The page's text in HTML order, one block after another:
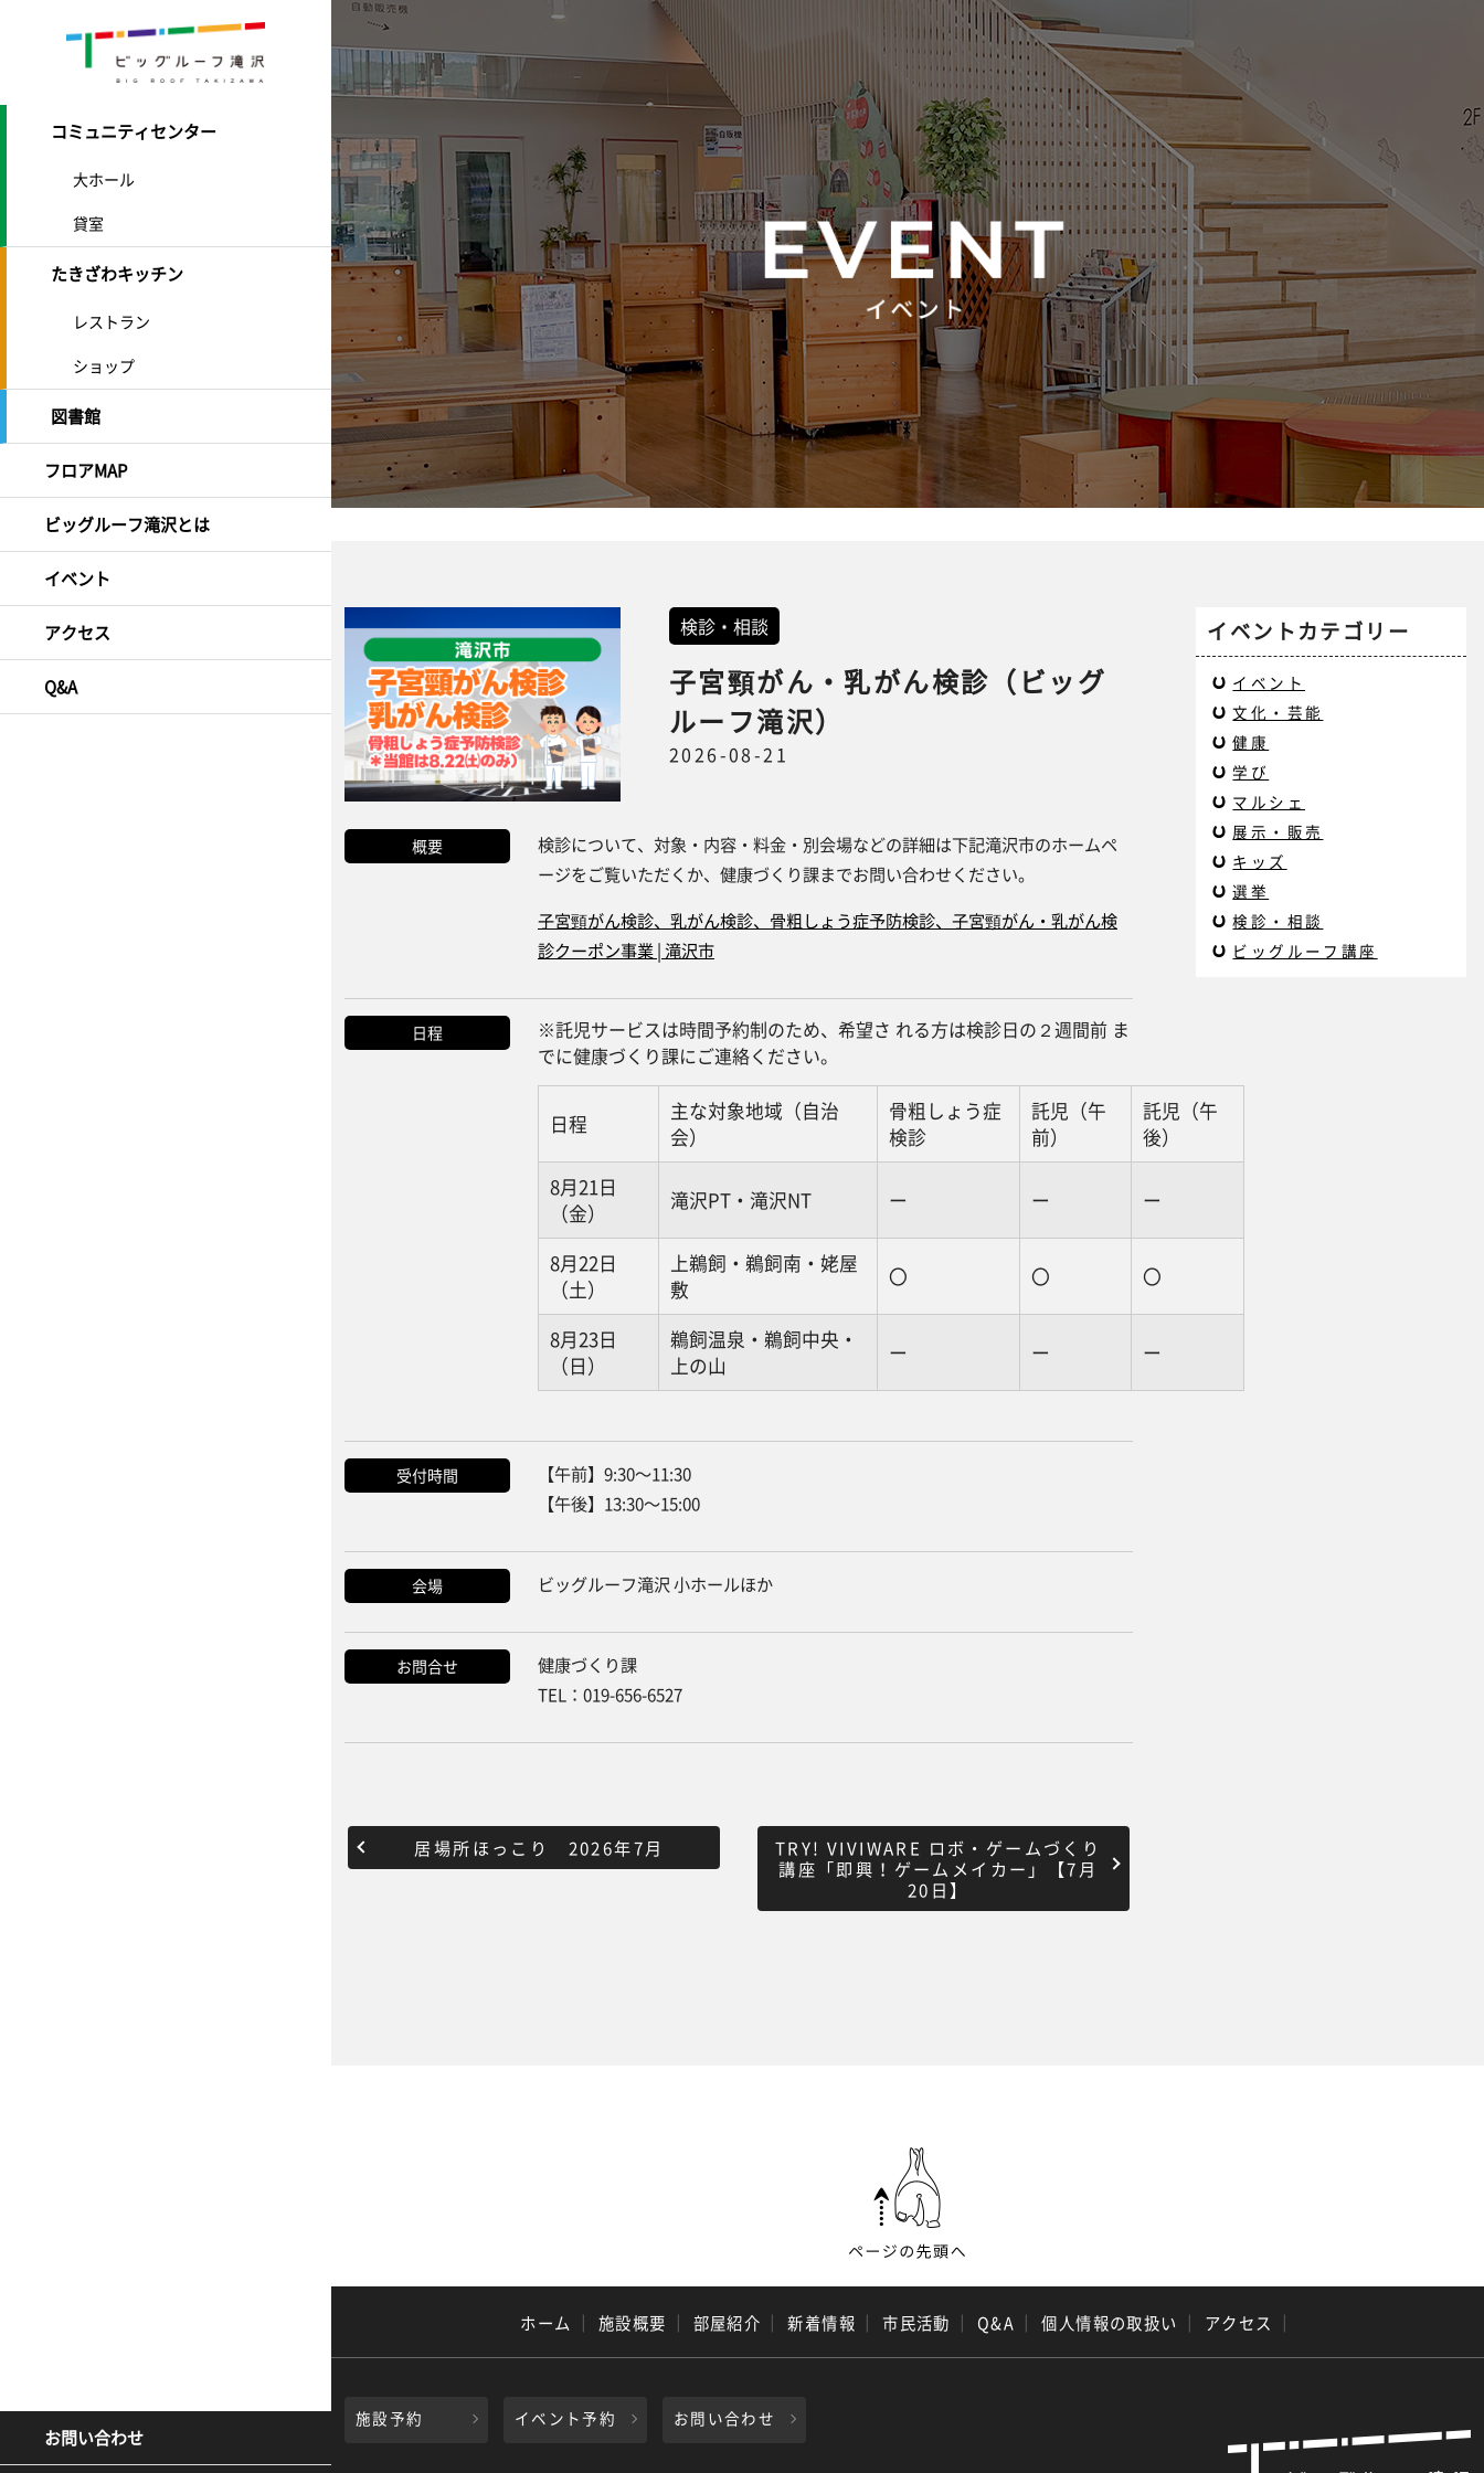
コミュニティセンター
大ホール
貸室
たきざわキッチン
レストラン
ショップ
図書館
フロアMAP
ビッグルーフ滝沢とは
イベント
アクセス
Q&A
お問い合わせ
検診・相談
子宮頸がん・乳がん検診（ビッグ
ルーフ滝沢）
2026-08-21
概要
検診について、対象・内容・料金・別会場などの詳細は下記滝沢市のホームペ
ージをご覧いただくか、健康づくり課までお問い合わせください。
子宮頸がん検診、乳がん検診、骨粗しょう症予防検診、子宮頸がん・乳がん検
診クーポン事業 | 滝沢市
日程
※託児サービスは時間予約制のため、希望さ れる方は検診日の２週間前 ま
でに健康づくり課にご連絡ください。
日程
主な対象地域（自治
会）
骨粗しょう症
検診
託児（午
前）
託児（午
後）
8月21日
（金）
滝沢PT・滝沢NT ー ー ー
8月22日
（土）
上鵜飼・鵜飼南・姥屋
敷
〇 〇 〇
8月23日
（日）
鵜飼温泉・鵜飼中央・
上の山
ー ー ー
受付時間
【午前】9:30〜11:30
【午後】13:30〜15:00
会場 ビッグルーフ滝沢 小ホールほか
お問合せ
健康づくり課
TEL：019-656-6527
居場所ほっこり 2026年7月
TRY! VIVIWARE ロボ・ゲームづくり
講座「即興！ゲームメイカー」【7月
20日】
イベントカテゴリー
イベント
文化・芸能
健康
学び
マルシェ
展示・販売
キッズ
選挙
検診・相談
ビッグルーフ講座
ホーム ｜ 施設概要 ｜ 部屋紹介 ｜ 新着情報 ｜ 市民活動 ｜ Q&A ｜ 個人情報の取扱い ｜ アクセス ｜
施設予約 イベント予約 お問い合わせ